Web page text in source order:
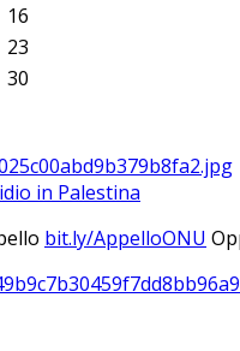
16
23
30
in Palestina
bit.ly/AppelloONU